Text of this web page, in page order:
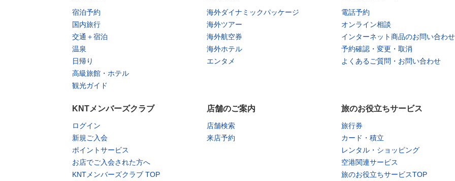
宿泊予約
国内旅行
交通＋宿泊
温泉
日帰り
高級旅館・ホテル
観光ガイド
海外ダイナミックパッケージ
海外ツアー
海外航空券
海外ホテル
エンタメ
電話予約
オンライン相談
インターネット商品のお問い合わせ
予約確認・変更・取消
よくあるご質問・お問い合わせ
KNTメンバーズクラブ
ログイン
新規ご入会
ポイントサービス
お店でご入会された方へ
KNTメンバーズクラブ TOP
店舗のご案内
店舗検索
来店予約
旅のお役立ちサービス
旅行券
カード・積立
レンタル・ショッピング
空港関連サービス
旅のお役立ちサービスTOP